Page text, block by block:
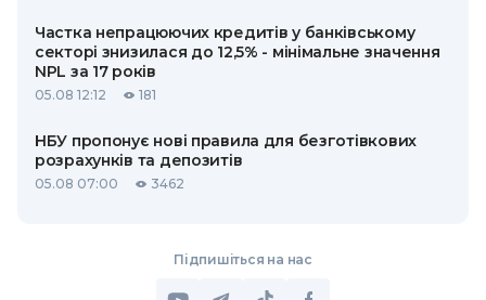
Частка непрацюючих кредитів у банківському
секторі знизилася до 12,5% - мінімальне значення
NPL за 17 років
05.08 12:12 181
НБУ пропонує нові правила для безготівкових
розрахунків та депозитів
05.08 07:00 3462
Підпишіться на нас